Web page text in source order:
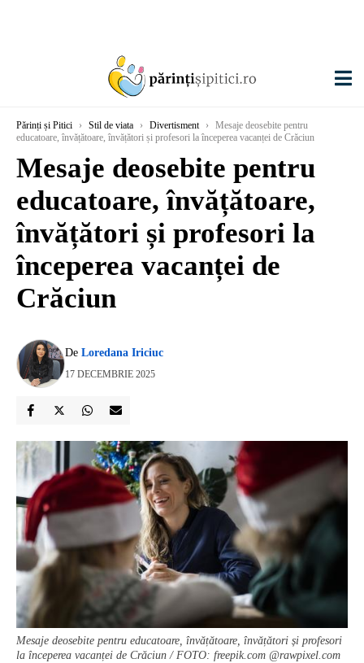
Părinți și Pitici › Stil de viata › Divertisment ›
Mesaje deosebite pentru
educatoare, învățătoare, învățători și profesori la începerea vacanței de Crăciun
Mesaje deosebite pentru
educatoare, învățătoare,
învățători și profesori la
începerea vacanței de
Crăciun
De Loredana Iriciuc
17 DECEMBRIE 2025
Mesaje deosebite pentru educatoare, învățătoare, învățători și profesori
la începerea vacanței de Crăciun / FOTO: freepik.com @rawpixel.com